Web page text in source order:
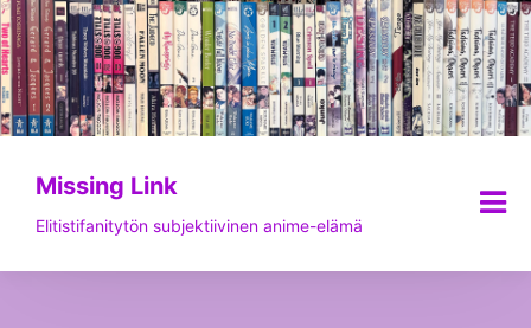
Siirry
sisältöön
Missing Link
Elitistifanitytön subjektiivinen anime-elämä